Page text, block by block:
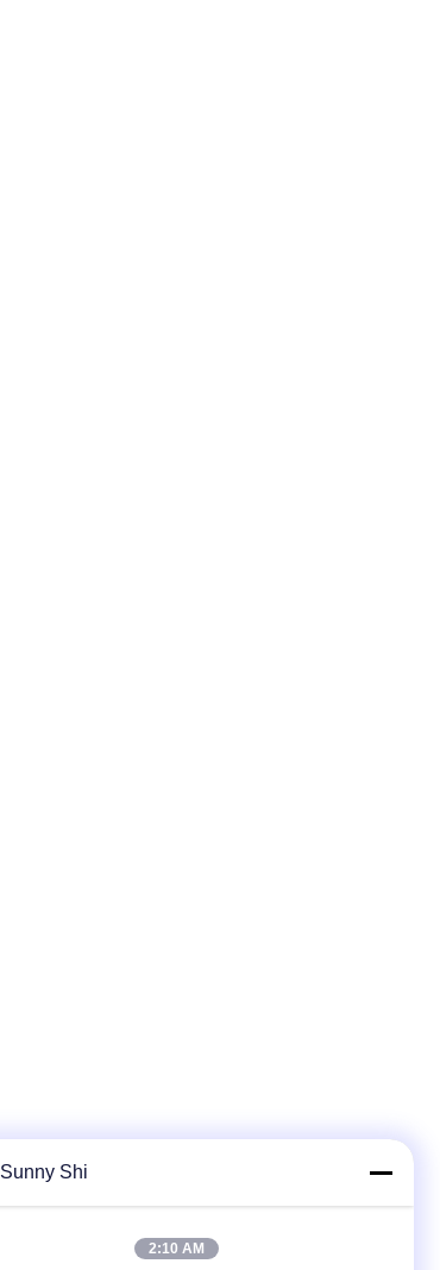
Sunny Shi
2:10 AM